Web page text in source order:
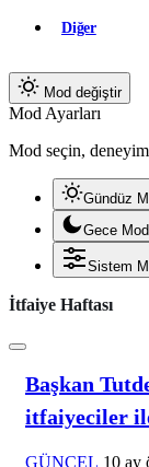
Diğer
Mod değiştir
Mod Ayarları
Mod seçin,
Gündüz
Gece
Sistem
İtfaiye Haftası
Başkan
itfaiyeciler
GÜNCEL 10 ay